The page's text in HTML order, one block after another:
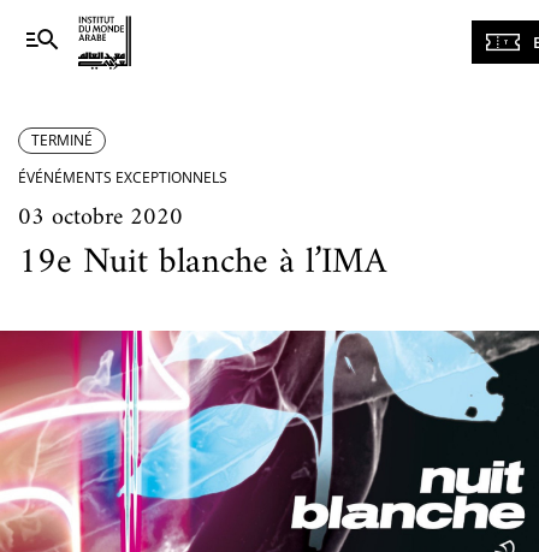
Navigation
principale
TERMINÉ
ÉVÉNÉMENTS EXCEPTIONNELS
03 octobre 2020
19e Nuit blanche à l’IMA